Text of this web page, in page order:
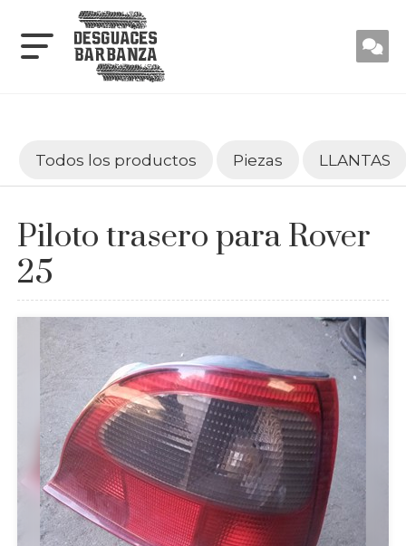
Todos los productos Piezas LLANTAS
Piloto trasero para Rover
25